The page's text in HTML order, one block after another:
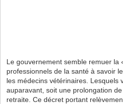
Le gouvernement semble remuer
professionnels de la santé à savoir
les médecins vétérinaires. Lesquels
auparavant, soit une prolongation
retraite. Ce décret portant